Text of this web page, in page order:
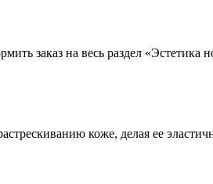
заказ на весь раздел «Эстетика
коже, делая ее